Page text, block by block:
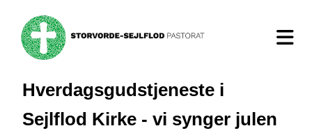
Hverdagsgudstjeneste i
Sejlflod Kirke - vi synger julen